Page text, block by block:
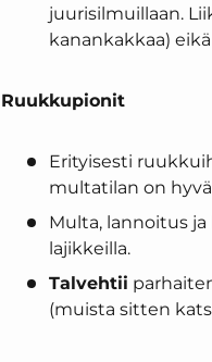
juurisilmuillaan.
kanankakkaa)
Ruukkupionit
Erityisesti
multatilan on hyvä
Multa, lannoitus ja
lajikkeilla.
Talvehtii
(muista sitten